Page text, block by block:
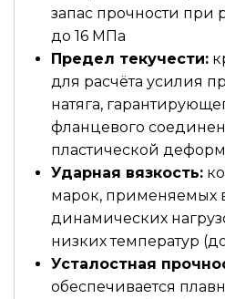
запас прочности при
до 16 МПа
Предел текучести:
для расчёта усилия
натяга,
фланцевого
пластической
Ударная вязкость:
марок, применяемых
динамических
низких температур
Усталостная
обеспечивается